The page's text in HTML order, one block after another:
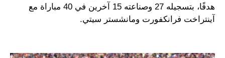
هدفًا، بتسجيله 27 وصناعته 15 آخرين في 40 مباراة مع
آينتراخت فرانكفورت ومانشستر سيتي.